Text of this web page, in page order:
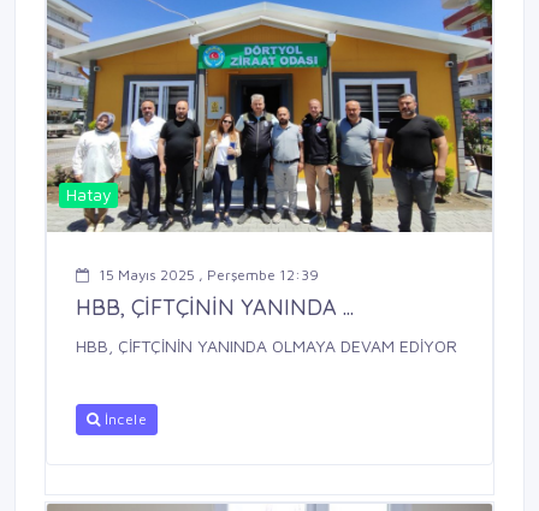
Hatay
15 Mayıs 2025 , Perşembe 12:39
HBB, ÇİFTÇİNİN YANINDA ...
HBB, ÇİFTÇİNİN YANINDA OLMAYA DEVAM EDİYOR
İncele